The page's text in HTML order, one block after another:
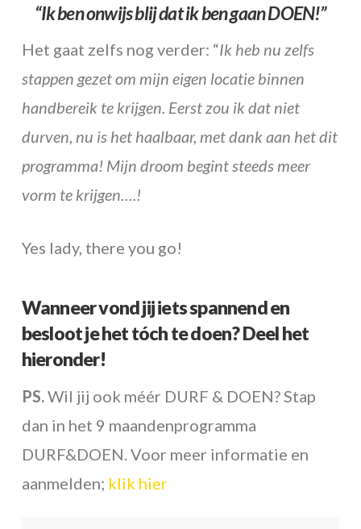
“Ik ben onwijs blij dat ik ben gaan DOEN!”
Het gaat zelfs nog verder: “Ik heb nu zelfs
stappen gezet om mijn eigen locatie binnen
handbereik te krijgen. Eerst zou ik dat niet
durven, nu is het haalbaar, met dank aan het dit
programma! Mijn droom begint steeds meer
vorm te krijgen….!
Yes lady, there you go!
Wanneer vond jij iets spannend en
besloot je het tóch te doen? Deel het
hieronder!
PS.Wil jij ook méér DURF & DOEN? Stap
dan in het 9 maandenprogramma
DURF&DOEN. Voor meer informatie en
aanmelden; klik hier